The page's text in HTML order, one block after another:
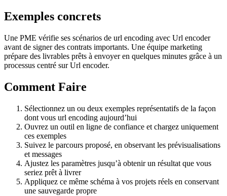
Exemples concrets
Une PME vérifie ses scénarios de url encoding avec Url encoder
avant de signer des contrats importants. Une équipe marketing
prépare des livrables prêts à envoyer en quelques minutes grâce à un
processus centré sur Url encoder.
Comment Faire
Sélectionnez un ou deux exemples représentatifs de la façon
dont vous url encoding aujourd’hui
Ouvrez un outil en ligne de confiance et chargez uniquement
ces exemples
Suivez le parcours proposé, en observant les prévisualisations
et messages
Ajustez les paramètres jusqu’à obtenir un résultat que vous
seriez prêt à livrer
Appliquez ce même schéma à vos projets réels en conservant
une sauvegarde propre